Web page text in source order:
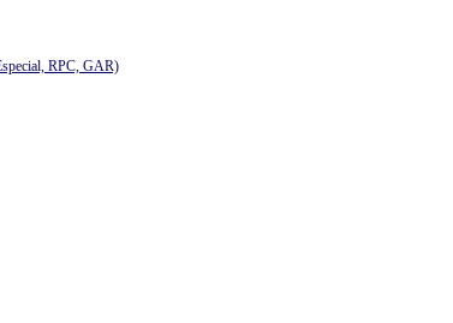
RPC, GAR)